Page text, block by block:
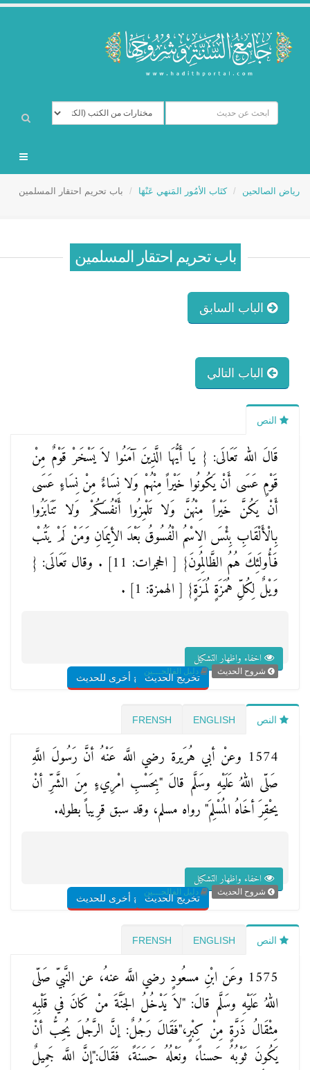
رياض الصالحين كتَاب الأمُور المَنهي عَنْهَا باب تحريم احتقار المسلمين
باب تحريم احتقار المسلمين
الباب السابق
الباب التالي
النص
قَالَ الله تَعَالَى: { يَا أَيُّهَا الَّذِينَ آمَنُوا لاَ يَسْخَرْ قَوْمٌ مِنْ
قَوْمٍ عَسَى أَنْ يَكُونُوا خَيْراً مِنْهُمْ وَلا نِسَاءٌ مِنْ نِسَاءٍ عَسَى
أَنْ يَكُنَّ خَيْراً مِنْهُنَّ وَلا تَلْمِزُوا أَنْفُسَكُمْ وَلا تَنَابَزُوا
بِالْأَلْقَابِ بِئْسَ الِاسْمُ الْفُسُوقُ بَعْدَ الأِيمَانِ وَمَنْ لَمْ يَتُبْ
فَأُولَئِكَ هُمُ الظَّالِمُونَ} [ الحجرات: 11] . وقال تَعَالَى: {
وَيْلٌ لِكُلِّ هُمَزَةٍ لُمَزَةٍ} [ الهمزة: 1] .
اخفاء واظهار التشكيل
تخريج الحديثشروح أخرى للحديث
شروح الحديث دليل الفالحـــين
النص ENGLISH
FRENSH
1574 وعنْ أبي هُرَيرة رضي اللَّه عَنْهُ أنَّ رَسُولَ اللَّهِ
صَلّى اللهُ عَلَيْهِ وسَلَّم قالَ "بِحَسْبِ امْرِيءٍ مِنَ الشَّرِّ أنْ
يحْقِرَ أخَاهُ المُسْلِمَ" رواه مسلم، وقد سبق قرِيباً بطوله.
اخفاء واظهار التشكيل
تخريج الحديثشروح أخرى للحديث
شروح الحديث دليل الفالحـــين
النص ENGLISH
FRENSH
1575 وعَن ابْنِ مسعُودٍ رضي اللَّه عنهُ، عن النَّبيّ صَلّى
اللهُ عَلَيْهِ وسَلَّم قالَ: "لاَ يَدْخُلُ الجَنَّةَ منْ كَانَ في قَلْبِهِ
مِثْقَالُ ذَرَّةٍ مِنْ كِبْرٍ،"فَقَالَ رَجُلٌ: إنَّ الرَّجُلَ يُحِبُّ أنْ
يَكُونَ ثَوْبُهُ حَسناً، ونَعْلُهُ حَسَنَةً، فَقَالَ:"إنَّ اللَّه جَمِيلٌ